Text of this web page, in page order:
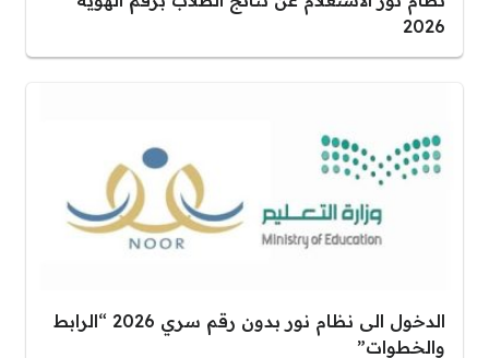
2026
الدخول الى نظام نور بدون رقم سري 2026 “الرابط
والخطوات”